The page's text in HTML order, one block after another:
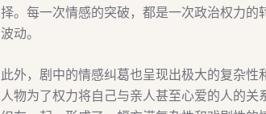
择。每一次情感的突破，都是一次政治权力
波动。
此外，剧中的情感纠葛也呈现出极大的复杂
人物为了权力将自己与亲人甚至心爱的人的